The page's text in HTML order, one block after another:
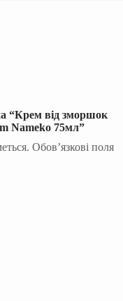
“Крем від зморшок
Nameko 75мл”
Обов’язкові поля